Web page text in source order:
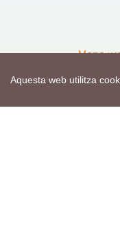
Aquesta web utilitza
Mapa
Edita